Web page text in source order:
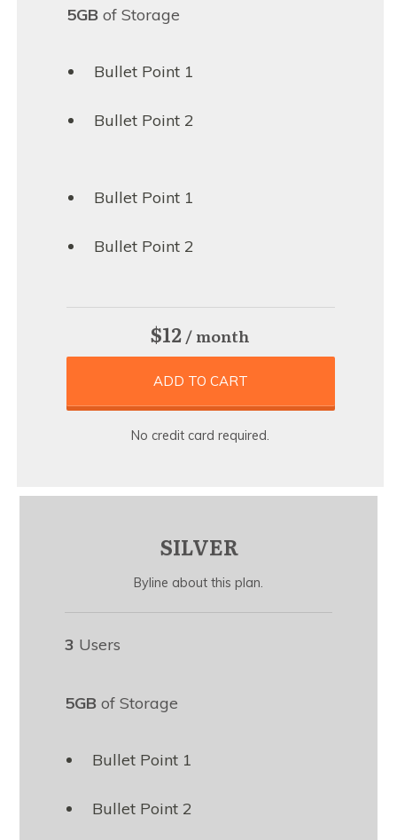
5GBof Storage
Bullet Point 1
Bullet Point 2
Bullet Point 1
Bullet Point 2
$12/ month
ADD TO CART
No credit card required.
SILVER
Byline about this plan.
3 Users
5GBof Storage
Bullet Point 1
Bullet Point 2